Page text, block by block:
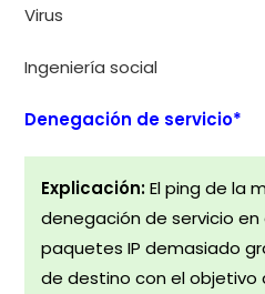
Virus
Ingeniería social
Denegación de servicio*
Explicación:El ping de la
denegación de servicio
paquetes IP demasiado
de destino con el objetivo